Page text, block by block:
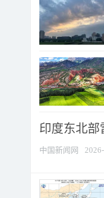
印度东北部
中国新闻网